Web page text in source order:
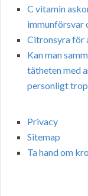
C vitamin
immunförsvar
Citronsyra för
Kan man
tätheten med
personligt
Privacy
Sitemap
Ta hand om